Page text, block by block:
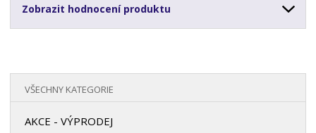
Zobrazit hodnocení produktu
VŠECHNY KATEGORIE
AKCE - VÝPRODEJ